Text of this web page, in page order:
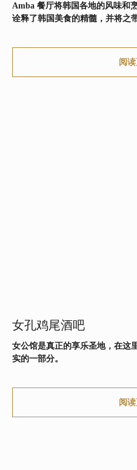
Amba 餐厅将韩国各地的风味和
诠释了韩国美食的精髓，并将之
阅
女孔鸡尾酒吧
女公馆是真正的享乐圣地，在这
实的一部分。
阅
家